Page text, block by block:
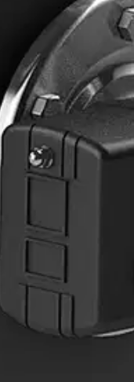
puutarhassa.